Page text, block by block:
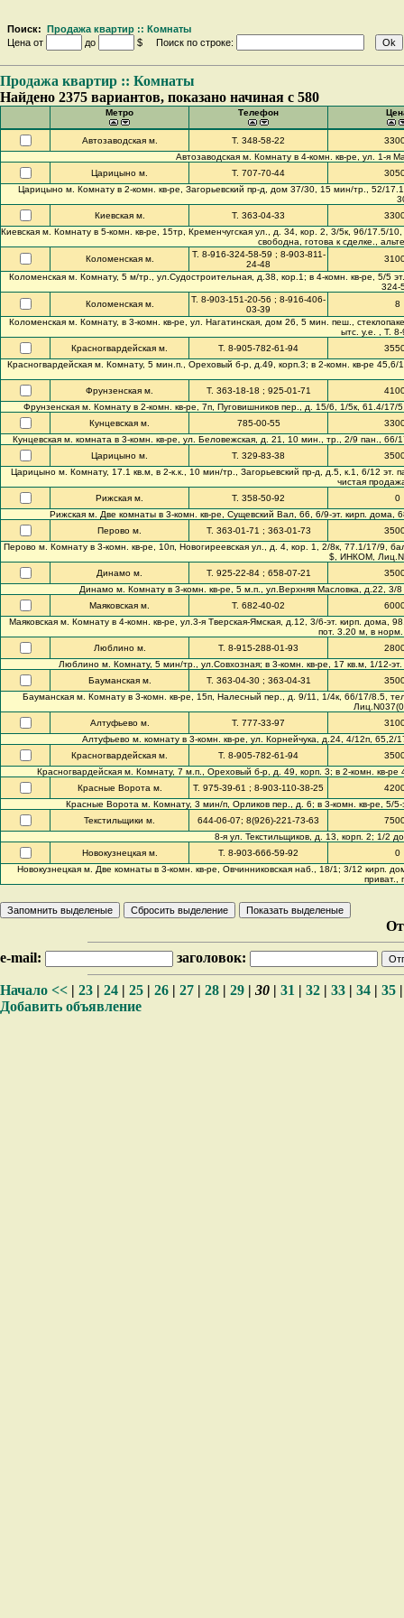
Поиск: Продажа квартир :: Комнаты
Цена от
до $ Поиск по строке:
Продажа квартир :: Комнаты
Найдено 2375 вариантов, показано начиная с 580
Метро Телефон
Автозаводская м. Т. 348-58-22
Автозаводская м. Комнату в 4-комн. кв-ре, ул. 1-я
Царицыно м.
Т. 707-70-44
Царицыно м. Комнату в 2-комн. кв-ре, Загорьевский пр-д, дом 37/30, 15 мин/тр., 52/
Киевская м.
Т. 363-04-33
Киевская м. Комнату в 5-комн. кв-ре, 15тр, Кременчугская ул., д. 34, кор. 2, 3/5к, 96/17.5/
свободна, готова к сделке.,
Коломенская м.
Т. 8-916-324-58-59 ; 8-903-811-
24-48
Коломенская м. Комнату, 5 м/тр., ул.Судостроительная, д.38, кор.1; в 4-комн. кв-ре, 5/5
324-
Коломенская м.
Т. 8-903-151-20-56 ; 8-916-406-
03-39
8
Коломенская м. Комнату, в 3-комн. кв-ре, ул. Нагатинская, дом 26, 5 мин. пеш.,
ытс. у.е. , Т.
Красногвардейская м.
Т. 8-905-782-61-94
Красногвардейская м. Комнату, 5 мин.п., Ореховый б-р, д.49, корп.3; в 2-комн. кв-ре
Фрунзенская м. Т. 363-18-18 ; 925-01-71
Фрунзенская м. Комнату в 2-комн. кв-ре, 7п, Пуговишников пер., д. 15/6, 1/5к, 61.4/
Кунцевская м.
785-00-55
Кунцевская м. комната в 3-комн. кв-ре, ул. Беловежская, д. 21, 10 мин., тр., 2/9 пан.,
Царицыно м.
Т. 329-83-38
Царицыно м. Комнату, 17.1 кв.м, в 2-к.к., 10 мин/тр., Загорьевский пр-д, д.5, к.1, 6/12
чистая
Рижская м.
Т. 358-50-92
0
Рижская м. Две комнаты в 3-комн. кв-ре, Сущевский Вал, 66, 6/9-эт. кирп.
Перово м.
Т. 363-01-71 ; 363-01-73
Перово м. Комнату в 3-комн. кв-ре, 10п, Новогиреевская ул., д. 4, кор. 1, 2/8к, 77.1/17/9,
$, ИНКОМ,
Динамо м.
Т. 925-22-84 ; 658-07-21
Динамо м. Комнату в 3-комн. кв-ре, 5 м.п., ул.Верхняя Масловка, д.22, 3/
Маяковская м.
Т. 682-40-02
Маяковская м. Комнату в 4-комн. кв-ре, ул.3-я Тверская-Ямская, д.12, 3/6-эт. кирп. дома,
пот. 3.20 м, в
Люблино м.
Т. 8-915-288-01-93
Люблино м. Комнату, 5 мин/тр., ул.Совхозная; в 3-комн. кв-ре, 17 кв.м, 1/12-
Бауманская м.
Т. 363-04-30 ; 363-04-31
Бауманская м. Комнату в 3-комн. кв-ре, 15п, Налесный пер., д. 9/11, 1/4к, 66/17/8.5,
Алтуфьево м.
Т. 777-33-97
Алтуфьево м. комнату в 3-комн. кв-ре, ул. Корнейчука, д.24, 4/12п,
Красногвардейская м.
Т. 8-905-782-61-94
Красногвардейская м. Комнату, 7 м.п., Ореховый б-р, д. 49, корп. 3; в 2-комн. кв-
Красные Ворота м.
Т. 975-39-61 ; 8-903-110-38-25
Красные Ворота м. Комнату, 3 мин/п, Орликов пер., д. 6; в 3-комн. кв-ре, 5/
Текстильщики м.
644-06-07; 8(926)-221-73-63
8-я ул. Текстильщиков, д. 13, корп. 2; 1/2
Новокузнецкая м.
Т. 8-903-666-59-92
0
Новокузнецкая м. Две комнаты в 3-комн. кв-ре, Овчинниковская наб., 18/1; 3/12 кирп.
приват.,
e-mail: заголовок:
Начало << | 23 | 24 | 25 | 26 | 27 | 28 | 29 | 30 | 31 | 32 | 33 | 34 | 35
Добавить объявление